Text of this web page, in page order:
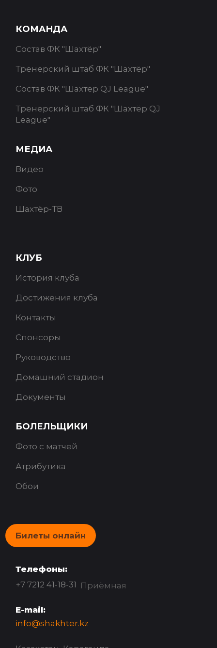
КОМАНДА
Состав ФК "Шахтёр"
Тренерский штаб ФК "Шахтёр"
Состав ФК "Шахтёр QJ League"
Тренерский штаб ФК "Шахтёр QJ
League"
МЕДИА
Видео
Фото
Шахтёр-ТВ
КЛУБ
История клуба
Достижения клуба
Контакты
Спонсоры
Руководство
Домашний стадион
Документы
БОЛЕЛЬЩИКИ
Фото с матчей
Атрибутика
Обои
Билеты онлайн
Телефоны:
+7 7212 41-18-31 Приёмная
E-mail:
info@shakhter.kz